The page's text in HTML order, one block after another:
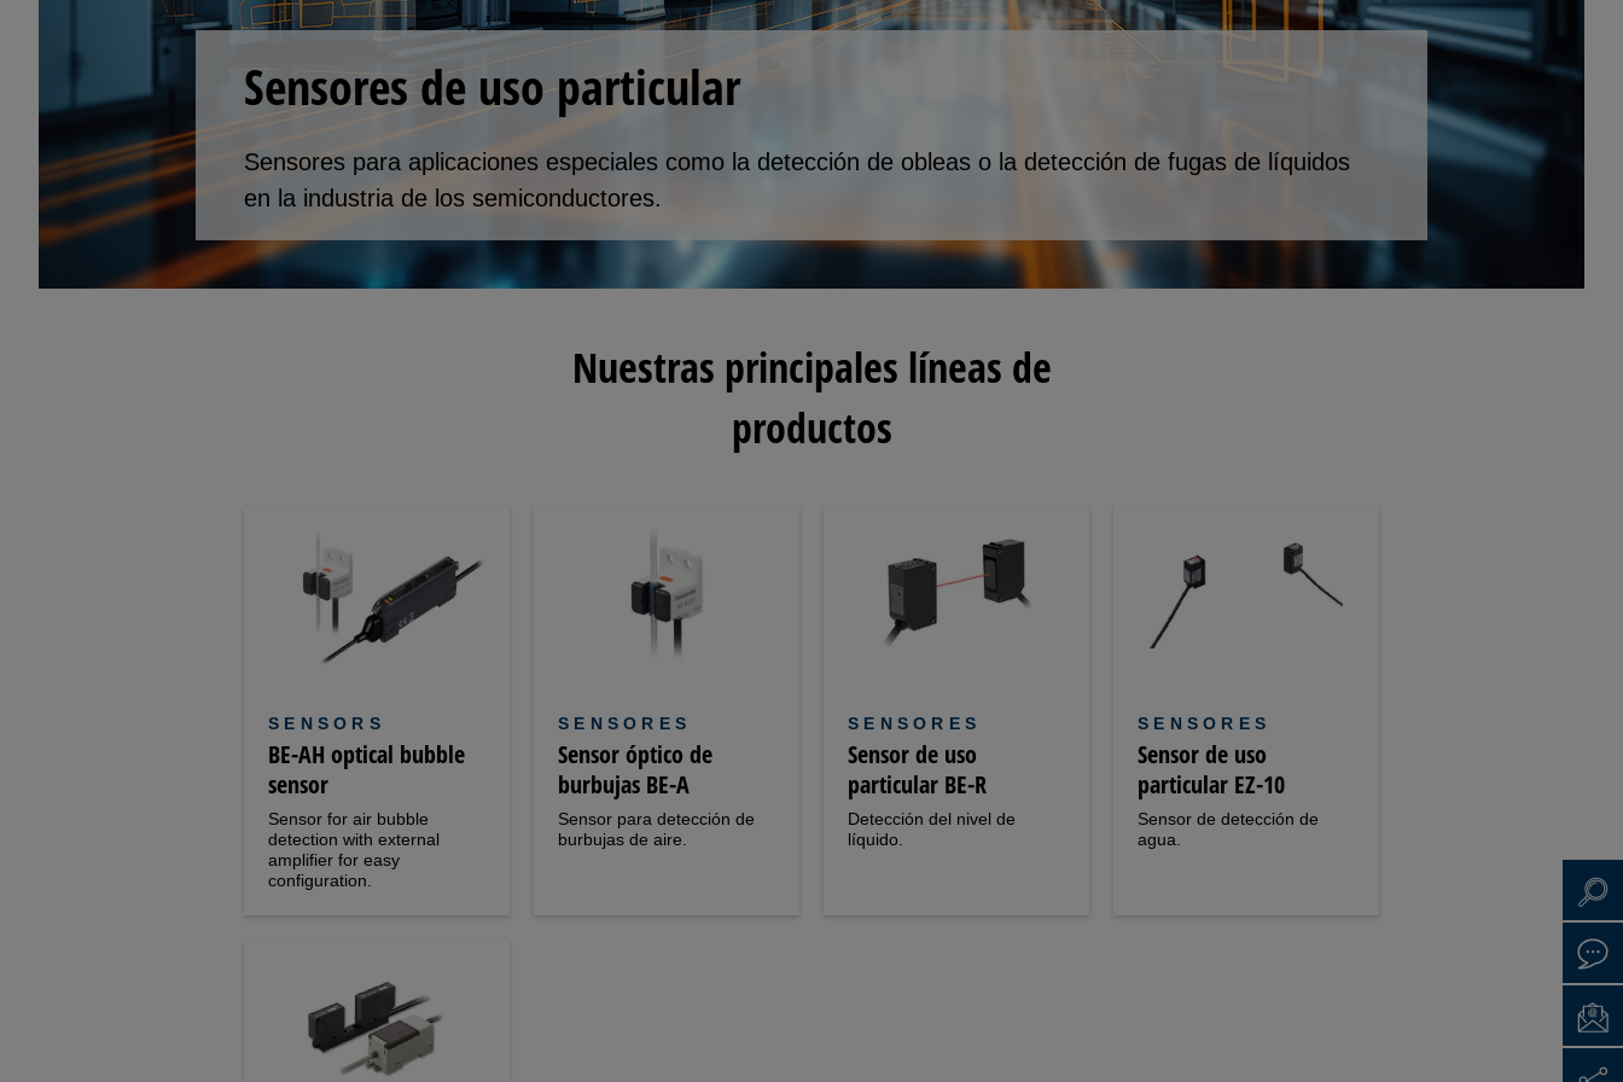
Sensores de uso particular
Sensores para aplicaciones especiales como la detección de obleas o la detección de fugas de líquidos
en la industria de los semiconductores.
Nuestras principales líneas de
productos
SENSORS
BE-AH optical bubble
sensor
Sensor for air bubble
detection with external
amplifier for easy
configuration.
SENSORES
Sensor óptico de
burbujas BE-A
Sensor para detección de
burbujas de aire.
SENSORES
Sensor de uso
particular BE-R
Detección del nivel de
líquido.
SENSORES
Sensor de uso
particular EZ-10
Sensor de detección de
agua.